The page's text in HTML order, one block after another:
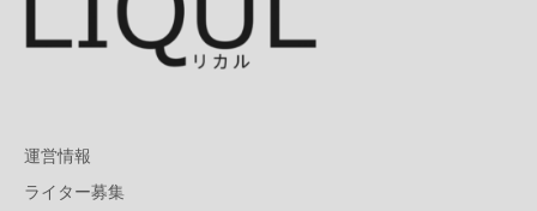
運営情報
ライター募集